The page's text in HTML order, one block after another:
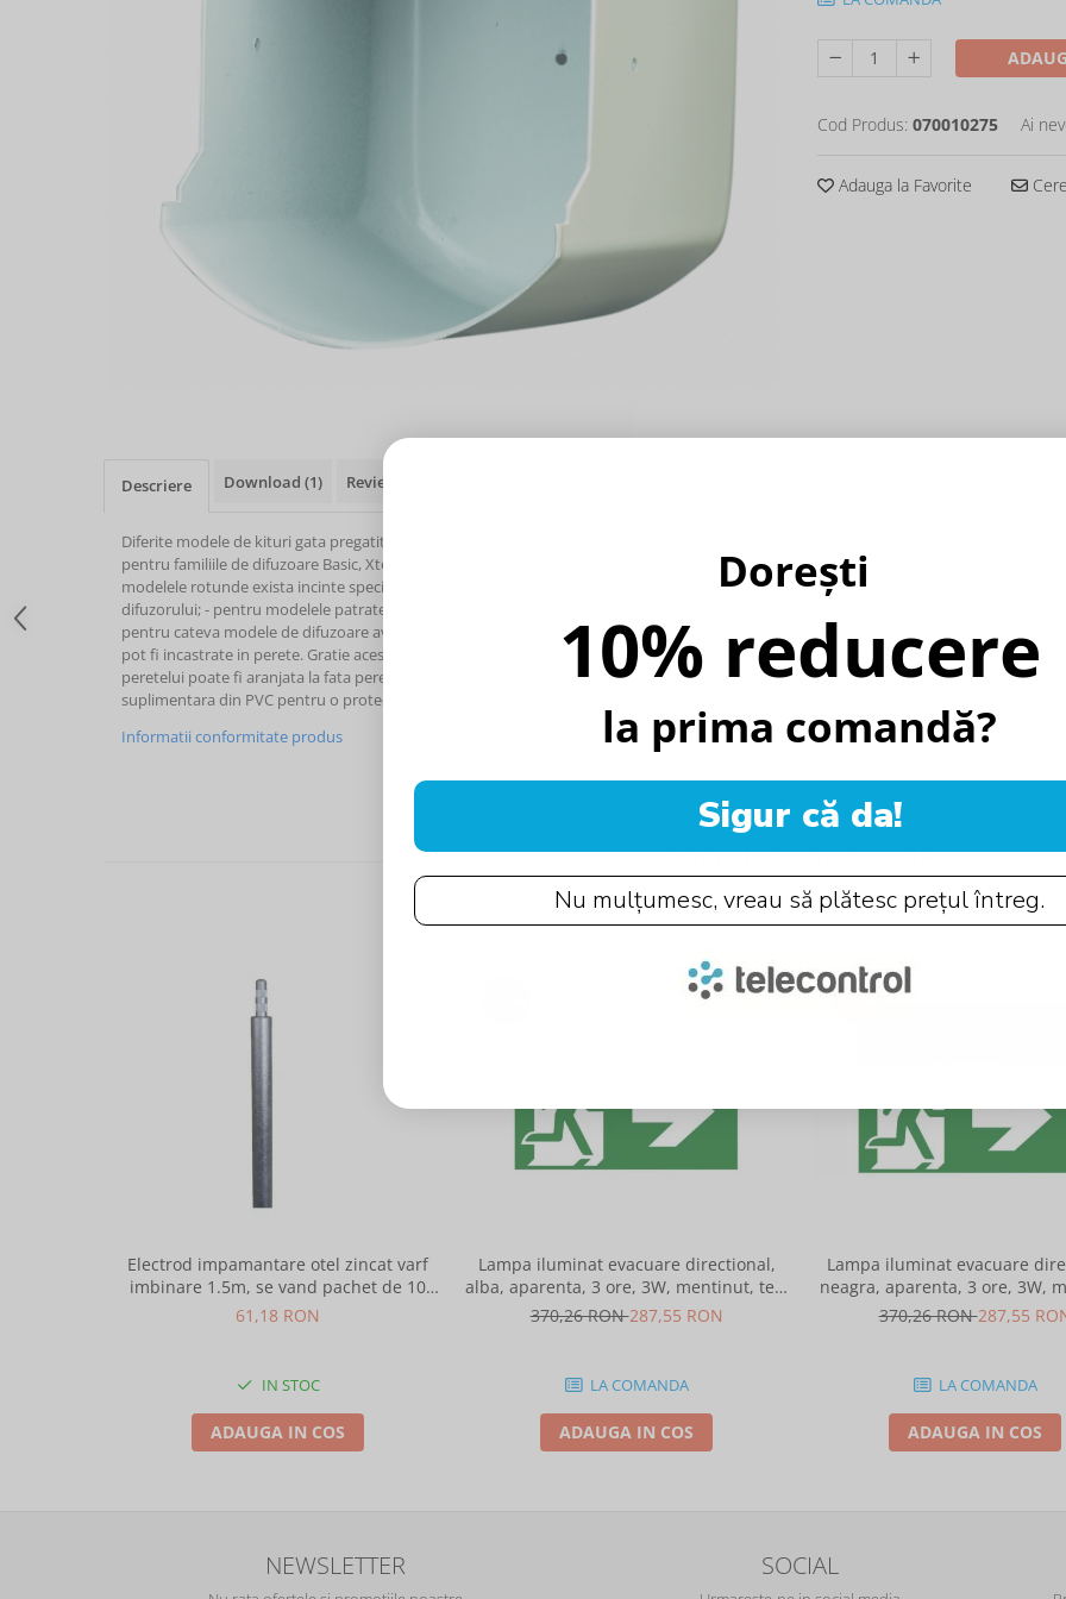
Cod Produs: 070010275 Ai
Adauga la Favorite
Descriere Download (1) Review-uri
Diferite modele de kituri gata pregatite pentru a primi un difuzor in ele au fost pregatite
pentru familiile de difuzoare Basic, Xtended si Gold. O vedere de ansamblu: - pentru
modelele rotunde exista incinte speciale fabricate din PVC care etanseaza perfect spatele
difuzorului; - pentru modelele patrate exista incinte de forma patrata fabricate din MDF; -
pentru cateva modele de difuzoare avem un kit special cu ajutorul caruia aceste difuzoare
pot fi incastrate in perete. Gratie acestui kit, poti fixa difuzorul perfect in perete si tencuiala
peretelui poate fi aranjata la fata peretelui; - kitul DC1000 este furnizat cu o piesa
suplimentara din PVC pentru o protectie suplimentara a difuzorului.
Informatii conformitate produs
PRODUSE SIMILARE
Electrod impamantare otel zincat varf
imbinare 1.5m, se vand pachet de 10
bucati
61,18 RON
IN STOC
ADAUGA IN COS
Lampa iluminat evacuare directional,
alba, aparenta, 3 ore, 3W, mentinut, test
automat, IP20, Intelight 90385
370,26 RON287,55 RON
LA COMANDA
ADAUGA IN COS
-22%
Lampa iluminat evacuare
neagra, aparenta, 3 ore, 3W,
test automat, IP20,
370,26 RON287,55
LA COMANDA
ADAUGA IN COS
NEWSLETTER SOCIAL
Dorești
10% reducere
la prima comandă?
Sigur că da!
Nu mulțumesc, vreau să plătesc prețul întreg.